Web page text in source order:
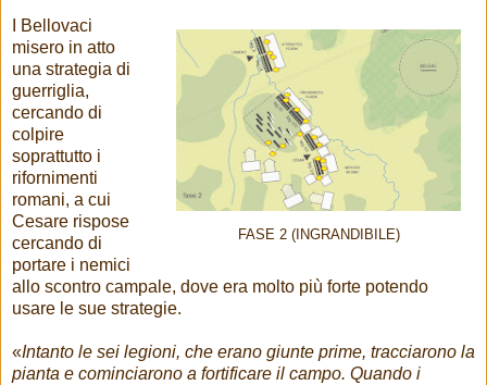
FASE 2 (INGRANDIBILE)
I Bellovaci
misero in atto
una strategia di
guerriglia,
cercando di
colpire
soprattutto i
rifornimenti
romani, a cui
Cesare rispose
cercando di
portare i nemici
allo scontro campale, dove era molto più forte potendo
usare le sue strategie.
«Intanto le sei legioni, che erano giunte prime, tracciarono la
pianta e cominciarono a fortificare il campo. Quando i